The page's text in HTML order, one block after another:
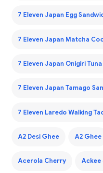
7 Eleven Japan Egg
7 Eleven Japan Matcha
7 Eleven Japan Onigiri
7 Eleven Japan Tamago
7 Eleven Laredo Walking
A2 Desi Ghee A2 Ghee
Acerola Cherry Ackee